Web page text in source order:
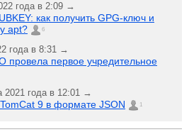
года в 2:09 →
как получить GPG-ключ и
apt?
6
года в 8:31 →
провела первое учредительное
2021 года в 12:01 →
9 в формате JSON 1